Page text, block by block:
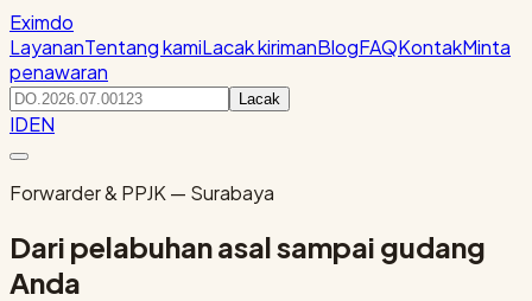
Eximdo
LayananTentang kamiLacak kirimanBlogFAQKontakMinta
penawaran
Lacak
IDEN
Forwarder & PPJK — Surabaya
Dari pelabuhan asal sampai gudang
Anda